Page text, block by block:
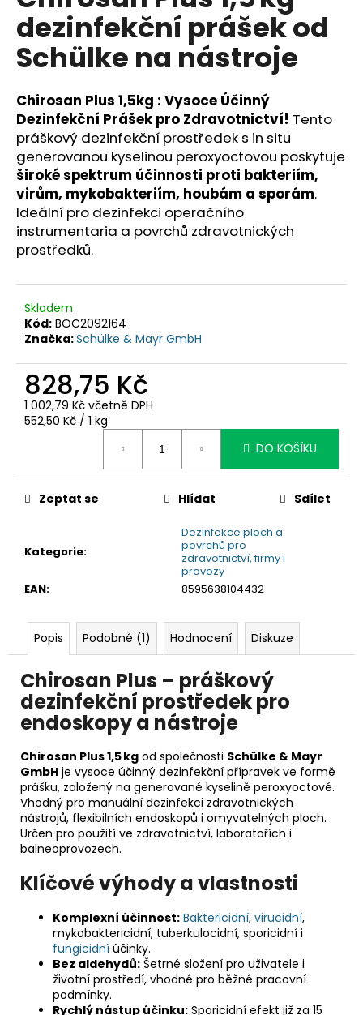
0,0
z
5
hvězdiček.
dezinfekční prášek od
Schülke na nástroje
Chirosan Plus 1,5kg : Vysoce Účinný
Dezinfekční Prášek pro Zdravotnictví! Tento
práškový dezinfekční prostředek s in situ
generovanou kyselinou peroxyoctovou poskytuje
široké spektrum účinnosti proti bakteriím,
virům, mykobakteriím, houbám a sporám.
Ideální pro dezinfekci operačního
instrumentaria a povrchů zdravotnických
prostředků.
Skladem
Kód: BOC2092164
Značka:Schülke & Mayr GmbH
828,75 Kč
1 002,79 Kč včetně DPH
Měrná
552,50 Kč / 1 kg
DO KOŠÍKU
Kategorie:
Dezinfekce ploch a
povrchů pro
zdravotnictví, firmy i
provozy
EAN: 8595638104432
Zeptat se Hlídat Sdílet
Popis Podobné (1) Hodnocení Diskuze
Chirosan Plus – práškový
dezinfekční prostředek pro
endoskopy a nástroje
Chirosan Plus 1,5 kg od společnosti Schülke & Mayr
GmbH je vysoce účinný dezinfekční přípravek ve formě
prášku, založený na generované kyselině peroxyoctové.
Vhodný pro manuální dezinfekci zdravotnických
nástrojů, flexibilních endoskopů i omyvatelných ploch.
Určen pro použití ve zdravotnictví, laboratořích i
balneoprovozech.
Klíčové výhody a vlastnosti
Komplexní účinnost: Baktericidní, virucidní,
mykobaktericidní, tuberkulocidní, sporicidní i
fungicidní účinky.
Bez aldehydů: Šetrné složení pro uživatele i
životní prostředí, vhodné pro běžné pracovní
podmínky.
Rychlý nástup účinku: Sporicidní efekt již za 15
a
j
í
?
HLEDAT
D
o
u
č
u
e